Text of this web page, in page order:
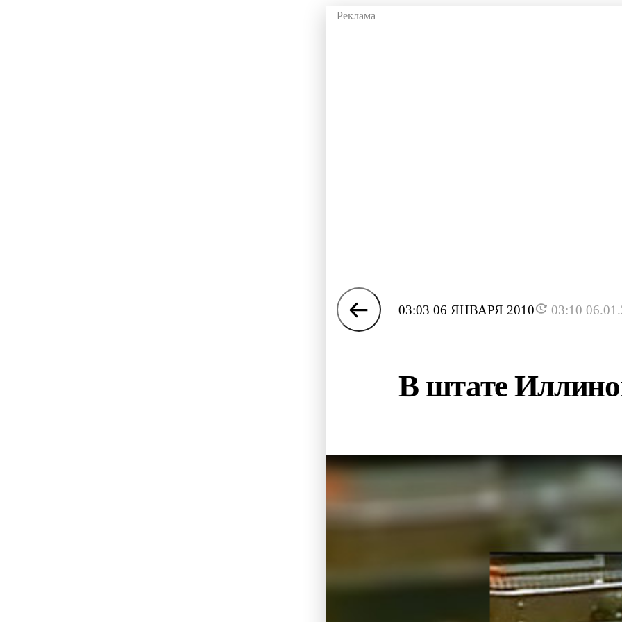
03:03 06 ЯНВАРЯ 2010 03:10
В штате